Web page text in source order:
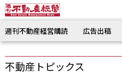
週刊不動産経営購読 広告出稿
不動産トピックス